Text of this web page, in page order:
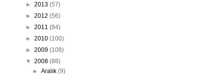
► 2013 (57)
► 2012 (56)
► 2011 (84)
► 2010 (100)
► 2009 (108)
▼ 2008 (88)
►Aralık(9)